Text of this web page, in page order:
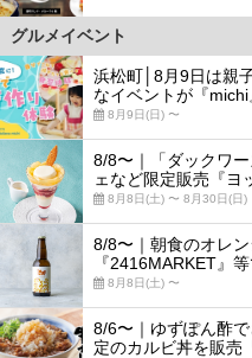
グルメイベント
浜松町│8月9日は親
なイベントが『
8月9日(日) 〜
8/8〜｜「ダックワ
ェなど限定販売『ヨ
8月8日(土) 〜 8月30日(日)
8/8〜｜朝食のオレ
『2416MARKET』
8月8日(土) 〜
8/6〜｜ゆずぽん酢
定のカルビ丼を販売